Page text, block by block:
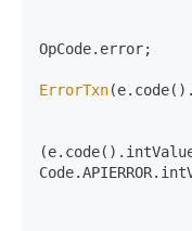
OpCode.error;
ErrorTxn